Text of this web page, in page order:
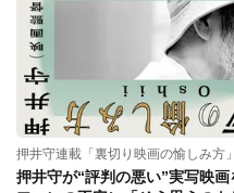
押井守連載「裏切り映画の愉しみ方」
押井守が“評判の悪い”実写映画